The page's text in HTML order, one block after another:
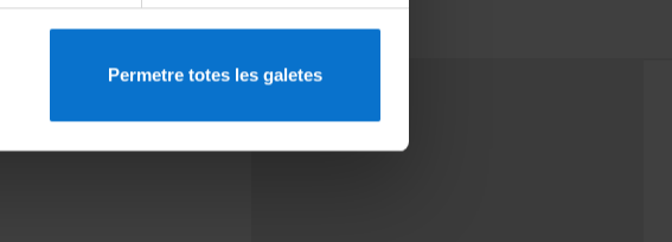
Permetre totes les galetes
PEU 3